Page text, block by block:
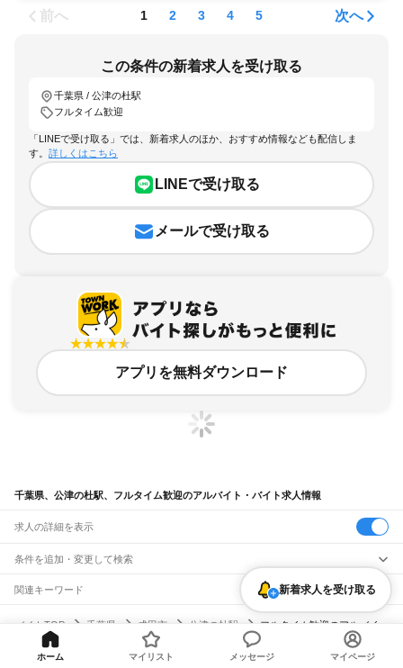
前へ 1 2 3 4 5 次へ
この条件の新着求人を受け取る
千葉県 / 公津の杜駅
フルタイム歓迎
「LINEで受け取る」では、新着求人のほか、おすすめ情報なども配信しま
す。 詳しくはこちら
LINEで受け取る
メールで受け取る
アプリを無料ダウンロード
千葉県、公津の杜駅、フルタイム歓迎のアルバイト・バイト求人情報
求人の詳細を表示
条件を追加・変更して検索
市区町村を追加・変更
千葉市
中央区
稲毛区若葉区
駅を追加・変更
JR武蔵野線
職種を追加・変更
関連キーワード
ガチャガチャ犬カフェ
バイトTOP
千葉県 成田市 公津の杜駅
フルタイム歓迎のアルバイ
ト・バイト・求人
新着求人を受け取る
ホーム マイリスト メッセージ マイページ